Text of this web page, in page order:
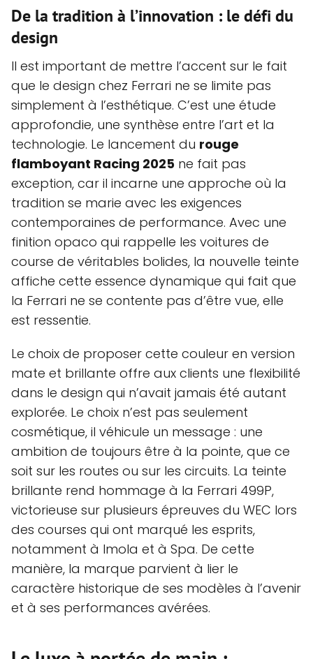
De la tradition à l’innovation : le défi du
design
Il est important de mettre l’accent sur le fait
que le design chez Ferrari ne se limite pas
simplement à l’esthétique. C’est une étude
approfondie, une synthèse entre l’art et la
technologie. Le lancement du rouge
flamboyant Racing 2025 ne fait pas
exception, car il incarne une approche où la
tradition se marie avec les exigences
contemporaines de performance. Avec une
finition opaco qui rappelle les voitures de
course de véritables bolides, la nouvelle teinte
affiche cette essence dynamique qui fait que
la Ferrari ne se contente pas d’être vue, elle
est ressentie.
Le choix de proposer cette couleur en version
mate et brillante offre aux clients une flexibilité
dans le design qui n’avait jamais été autant
explorée. Le choix n’est pas seulement
cosmétique, il véhicule un message : une
ambition de toujours être à la pointe, que ce
soit sur les routes ou sur les circuits. La teinte
brillante rend hommage à la Ferrari 499P,
victorieuse sur plusieurs épreuves du WEC lors
des courses qui ont marqué les esprits,
notamment à Imola et à Spa. De cette
manière, la marque parvient à lier le
caractère historique de ses modèles à l’avenir
et à ses performances avérées.